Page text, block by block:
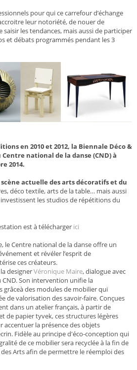
pour qui ce carrefour d’échange
leur notoriété, de nouer de
les tendances, mais aussi de participer
et débats programmés pendant les 3
en 2010 et 2012, la Biennale Déco &
national de la danse (CND) à
2014.
actuelle des arts décoratifs et du
déco textile, arts de la table… mais aussi
les studios de répétitions du
est à télécharger ici
le Centre national de la danse offre un
et révéler l’esprit de
ces créateurs.
designerVéronique Maire, dialogue avec
CND. Son intervention unifie la
grâceà des modules de mobilier qui
de valorisation des savoir-faire. Conçues
dans un atelier français, à partir de
de papier tyvek, ces structures légères
la présence des objets
Fidèle au principe d'éco-conception qui
de ce mobilier sera recyclée à la fin de
Arts afin de permettre le réemploi des